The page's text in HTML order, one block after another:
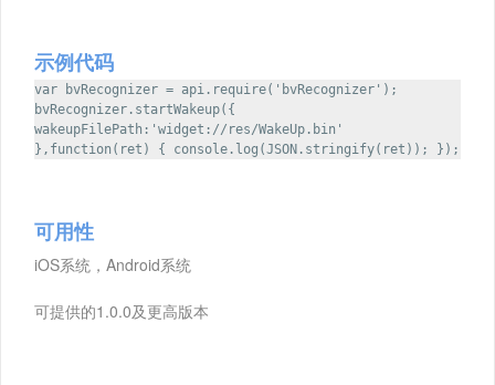
示例代码
var bvRecognizer = api.require('bvRecognizer');
bvRecognizer.startWakeup({
wakeupFilePath:'widget://res/WakeUp.bin'
},function(ret) { console.log(JSON.stringify(ret)); });
可用性
iOS系统，Android系统
可提供的1.0.0及更高版本